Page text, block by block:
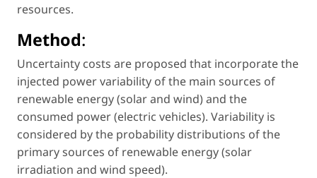
resources.
Method:
Uncertainty costs are proposed that incorporate the
injected power variability of the main sources of
renewable energy (solar and wind) and the
consumed power (electric vehicles). Variability is
considered by the probability distributions of the
primary sources of renewable energy (solar
irradiation and wind speed).